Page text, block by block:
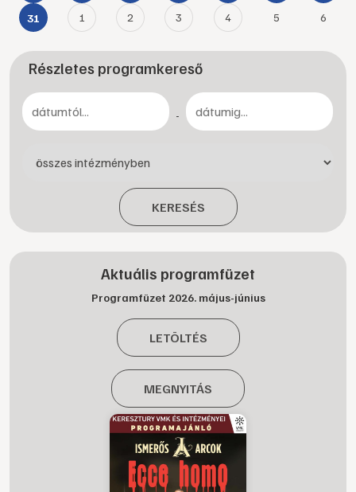
31 1 2 3 4 5 6
Részletes programkereső
-
KERESÉS
Aktuális programfüzet
Programfüzet 2026. május-június
LETÖLTÉS
MEGNYITÁS